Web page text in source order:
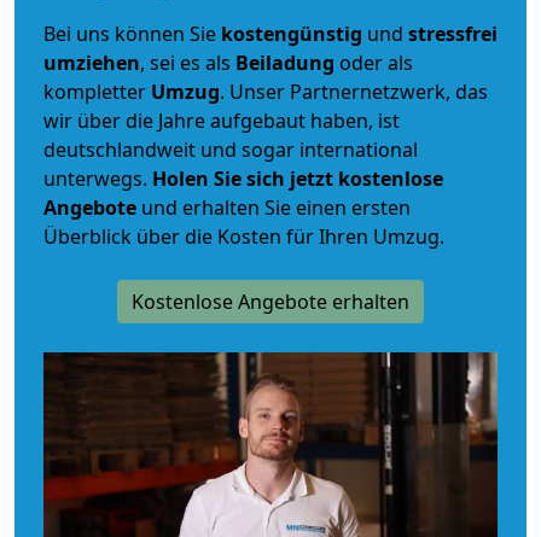
Bei uns können Sie kostengünstig und stressfrei
umziehen, sei es als Beiladung oder als
kompletter Umzug. Unser Partnernetzwerk, das
wir über die Jahre aufgebaut haben, ist
deutschlandweit und sogar international
unterwegs. Holen Sie sich jetzt kostenlose
Angebote und erhalten Sie einen ersten
Überblick über die Kosten für Ihren Umzug.
Kostenlose Angebote erhalten